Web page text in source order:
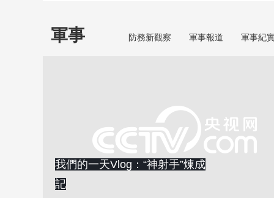
軍事 防務新觀察 軍事報道 軍事紀
我們的一天Vlog：“神射手”煉成
記